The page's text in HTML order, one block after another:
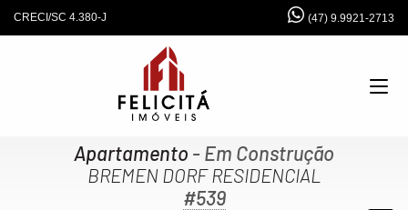
CRECI/SC 4.380-J (47) 9.9921-2713
Apartamento - Em Construção
BREMEN DORF RESIDENCIAL
#539